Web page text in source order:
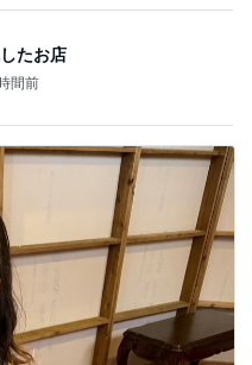
海（実写版）観てきた感想
ミリー日記」Powered by Ame
リーオフィシャルブログ
ギリスから参戦LITTC✖️LINK
ニーコラボ！ダッフィー新商
き！コロ助の2回目ロンドン生活